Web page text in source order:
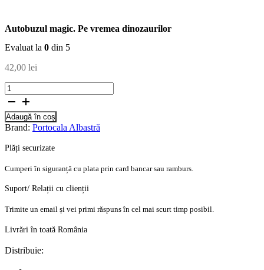
Autobuzul magic. Pe vremea dinozaurilor
Evaluat la 0 din 5
42,00 lei
Cantitate
Autobuzul
magic.
Pe
vremea
Adaugă în coș
Brand: Portocala Albastră
Plăți securizate
Cumperi în siguranță cu plata prin card bancar sau ramburs.
Suport/ Relații cu clienții
Trimite un email și vei primi răspuns în cel mai scurt timp posibil.
Livrări în toată România
Distribuie: